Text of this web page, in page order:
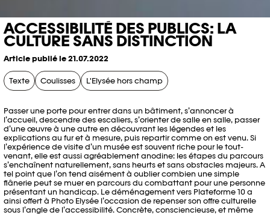
ACCESSIBILITÉ DES PUBLICS: LA
CULTURE SANS DISTINCTION
Article publié le 21.07.2022
Texte Coulisses L'Elysée hors champ
Passer une porte pour entrer dans un bâtiment, s’annoncer à
l’accueil, descendre des escaliers, s’orienter de salle en salle, passer
d’une œuvre à une autre en découvrant les légendes et les
explications au fur et à mesure, puis repartir comme on est venu. Si
l’expérience de visite d’un musée est souvent riche pour le tout-
venant, elle est aussi agréablement anodine: les étapes du parcours
s’enchaînent naturellement, sans heurts et sans obstacles majeurs. A
tel point que l’on tend aisément à oublier combien une simple
flânerie peut se muer en parcours du combattant pour une personne
présentant un handicap. Le déménagement vers Plateforme 10 a
ainsi offert à Photo Elysée l’occasion de repenser son offre culturelle
sous l’angle de l’accessibilité. Concrète, consciencieuse, et même